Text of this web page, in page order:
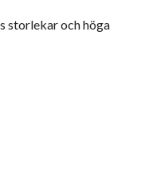
storlekar och höga